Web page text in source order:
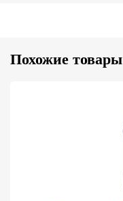
Похожие товары